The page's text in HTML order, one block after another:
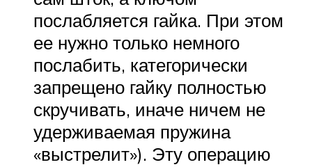
послабляется гайка. При этом
ее нужно только немного
послабить, категорически
запрещено гайку полностью
скручивать, иначе ничем не
удерживаемая пружина
«выстрелит»). Эту операцию